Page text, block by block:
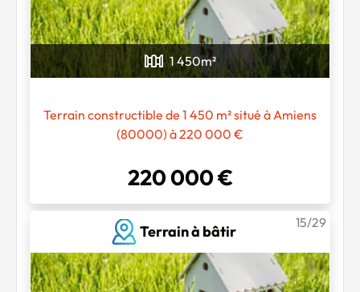
1 450m²
Terrain constructible de 1 450 m² situé à Amiens
(80000) à 220 000 €
220 000 €
Terrain à bâtir
15/29